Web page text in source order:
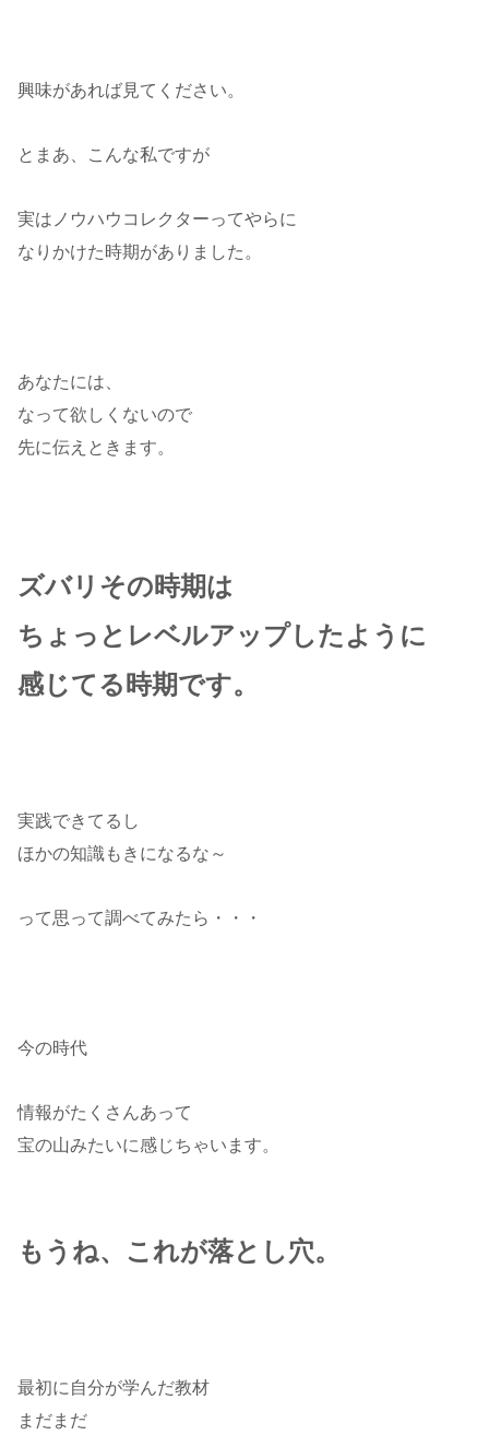
興味があれば見てください。
とまあ、こんな私ですが
実はノウハウコレクターってやらに
なりかけた時期がありました。
あなたには、
なって欲しくないので
先に伝えときます。
ズバリその時期は
ちょっとレベルアップしたように
感じてる時期です。
実践できてるし
ほかの知識もきになるな～
って思って調べてみたら・・・
今の時代
情報がたくさんあって
宝の山みたいに感じちゃいます。
もうね、これが落とし穴。
最初に自分が学んだ教材
まだまだ